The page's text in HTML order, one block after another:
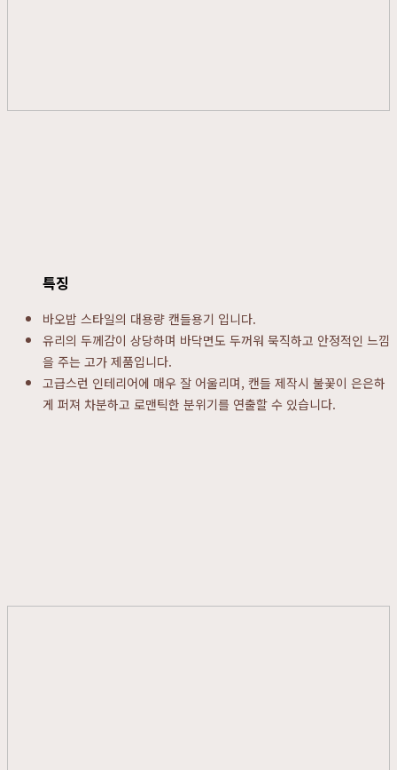
특징
바오밥 스타일의 대용량 캔들용기 입니다.
유리의 두께감이 상당하며 바닥면도 두꺼워 묵직하고 안정적인 느낌
을 주는 고가 제품입니다.
고급스런 인테리어에 매우 잘 어울리며, 캔들 제작시 불꽃이 은은하
게 퍼져 차분하고 로맨틱한 분위기를 연출할 수 있습니다.